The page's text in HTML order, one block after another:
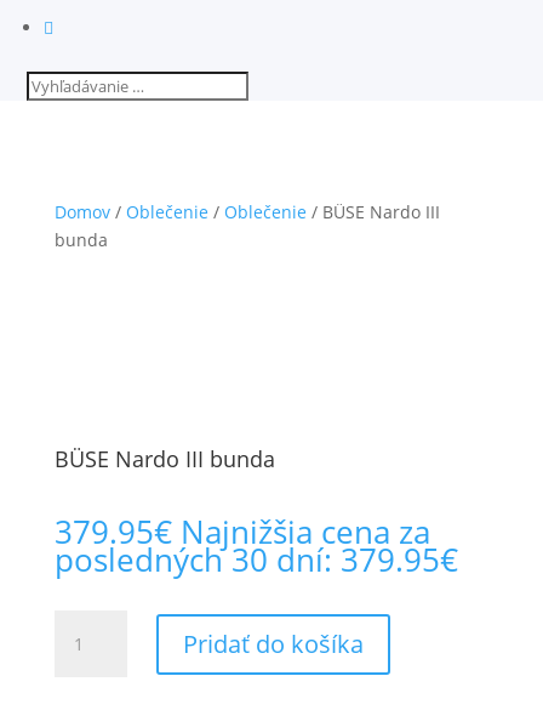

Domov/ Oblečenie / Oblečenie / BÜSE Nardo III
bunda
BÜSE Nardo III bunda
379.95€ Najnižšia cena za
posledných 30 dní: 379.95€
BÜSE
Pridať do košíka